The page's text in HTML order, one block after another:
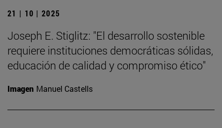
21 | 10 | 2025
Joseph E. Stiglitz: "El desarrollo sostenible
requiere instituciones democráticas sólidas,
educación de calidad y compromiso ético"
Imagen Manuel Castells